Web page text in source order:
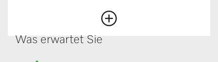
Was erwartet Sie